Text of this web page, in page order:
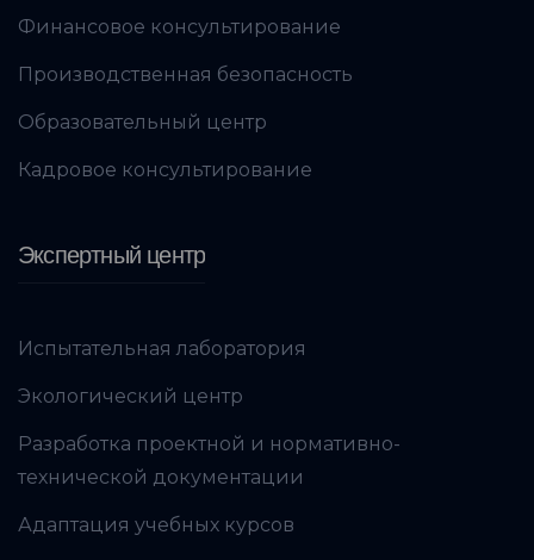
Финансовое консультирование
Производственная безопасность
Образовательный центр
Кадровое консультирование
Экспертный центр
Испытательная лаборатория
Экологический центр
Разработка проектной и нормативно-
технической документации
Адаптация учебных курсов